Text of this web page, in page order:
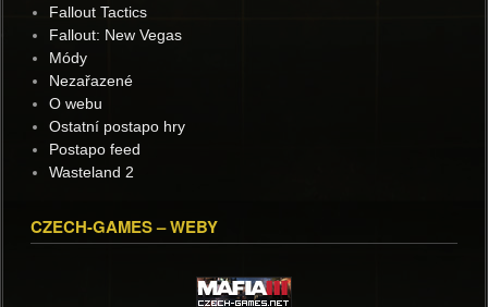
Fallout Tactics
Fallout: New Vegas
Módy
Nezařazené
O webu
Ostatní postapo hry
Postapo feed
Wasteland 2
CZECH-GAMES – WEBY